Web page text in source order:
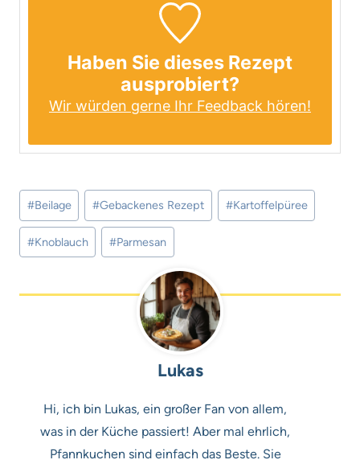
Haben Sie dieses Rezept
ausprobiert?
Wir würden gerne Ihr Feedback hören!
Schlagworte:
#Beilage #Gebackenes Rezept #Kartoffelpüree
#Knoblauch #Parmesan
Lukas
Hi, ich bin Lukas, ein großer Fan von allem,
was in der Küche passiert! Aber mal ehrlich,
Pfannkuchen sind einfach das Beste. Sie